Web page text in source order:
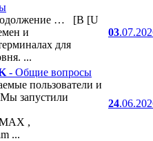
… [B [U
и
для
...
03
- Общие вопросы
пользователи и
запустили
,
...
24